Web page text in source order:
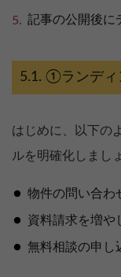
記事の公開後に
①ランディ
はじめに、以下の
ルを明確化しまし
物件の問い合わ
資料請求を増や
無料相談の申し